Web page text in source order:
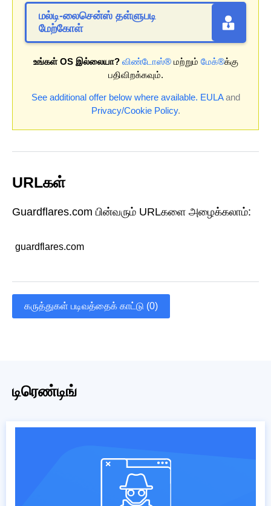
மல்டி-லைசென்ஸ் தள்ளுபடி
மேற்கோள்
உங்கள் OS இல்லையா? விண்டோஸ்®மற்றும் மேக்®க்கு
பதிவிறக்கவும்.
See additional offer below where available. EULAand
Privacy/Cookie Policy.
URLகள்
Guardflares.com பின்வரும் URLகளை அழைக்கலாம்:
guardflares.com
கருத்துகள் படிவத்தைக் காட்டு (0)
டிரெண்டிங்